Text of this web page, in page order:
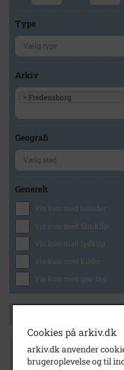
Type
Arkiv
× Fredensborg
Geografi
Generelt
Vis kun med billeder
Vis kun med filmklip
Vis kun med lydklip
Vis kun med kilder
Vis kun med geo-tag
1970-
Cookies på arkiv.dk
arkiv.dk anvender
brugeroplevelse og til